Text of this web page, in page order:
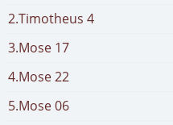
2.Timotheus 4
3.Mose 17
4.Mose 22
5.Mose 06